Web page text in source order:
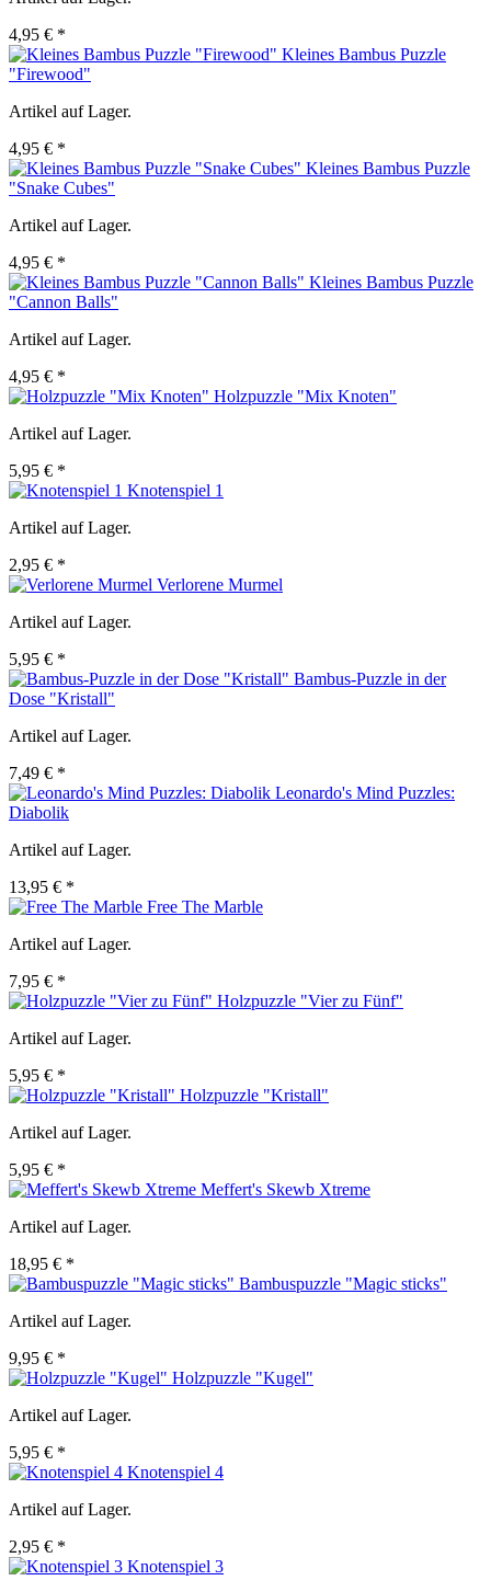
4,95 € *
Kleines Bambus Puzzle
"Firewood"
Artikel auf Lager.
4,95 € *
Kleines Bambus Puzzle
"Snake Cubes"
Artikel auf Lager.
4,95 € *
Kleines Bambus Puzzle
"Cannon Balls"
Artikel auf Lager.
4,95 € *
Holzpuzzle "Mix Knoten"
Artikel auf Lager.
5,95 € *
Knotenspiel 1
Artikel auf Lager.
2,95 € *
Verlorene Murmel
Artikel auf Lager.
5,95 € *
Bambus-Puzzle in der
Dose "Kristall"
Artikel auf Lager.
7,49 € *
Leonardo's Mind Puzzles:
Diabolik
Artikel auf Lager.
13,95 € *
Free The Marble
Artikel auf Lager.
7,95 € *
Holzpuzzle "Vier zu Fünf"
Artikel auf Lager.
5,95 € *
Holzpuzzle "Kristall"
Artikel auf Lager.
5,95 € *
Meffert's Skewb Xtreme
Artikel auf Lager.
18,95 € *
Bambuspuzzle "Magic sticks"
Artikel auf Lager.
9,95 € *
Holzpuzzle "Kugel"
Artikel auf Lager.
5,95 € *
Knotenspiel 4
Artikel auf Lager.
2,95 € *
Knotenspiel 3